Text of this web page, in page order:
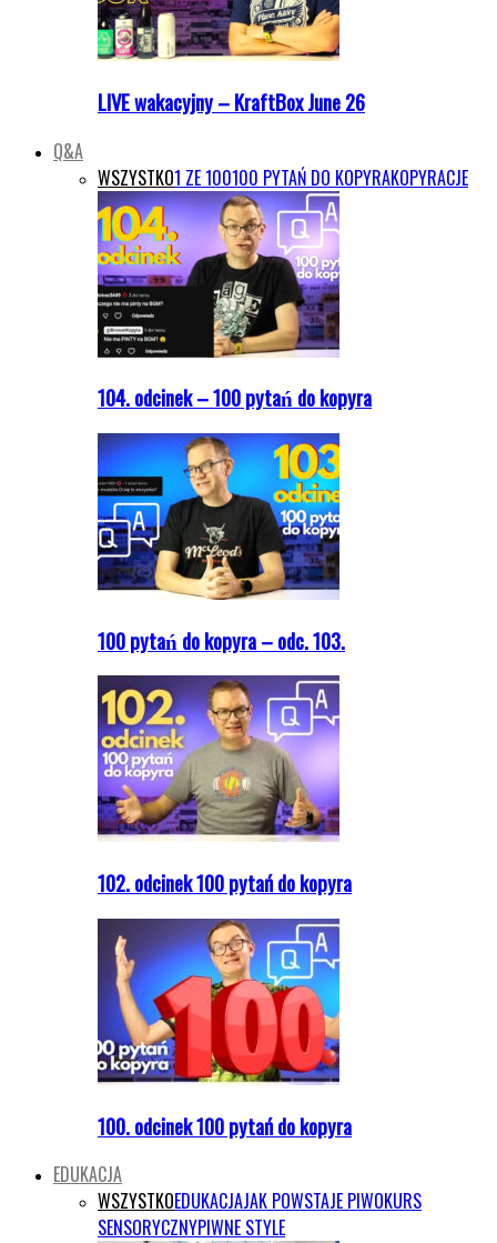
LIVE wakacyjny – KraftBox June 26
Q&A
WSZYSTKO1 ZE 100100 PYTAŃ DO KOPYRAKOPYRACJE
104. odcinek – 100 pytań do kopyra
100 pytań do kopyra – odc. 103.
102. odcinek 100 pytań do kopyra
100. odcinek 100 pytań do kopyra
EDUKACJA
WSZYSTKOEDUKACJAJAK POWSTAJE PIWOKURS
SENSORYCZNYPIWNE STYLE